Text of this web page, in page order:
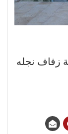
زفاف نجله